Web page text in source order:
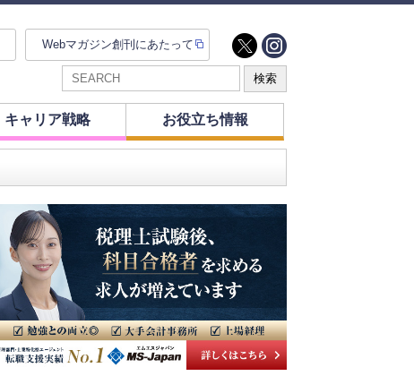
Webマガジン創刊にあたって
キャリア戦略 お役立ち情報